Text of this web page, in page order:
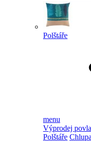
Polštáře
menu
Výprodej
Polštáře